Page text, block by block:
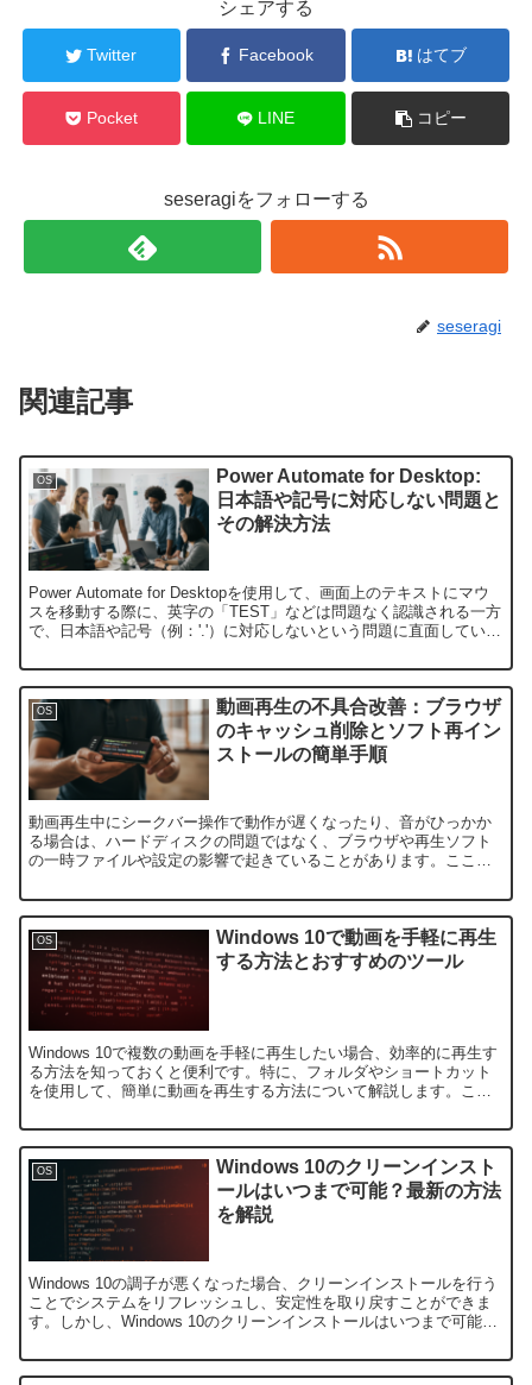
シェアする
Twitter Facebook はてブ
Pocket LINE コピー
seseragiをフォローする
seseragi
関連記事
OS
Power Automate for Desktop:
日本語や記号に対応しない問題と
その解決方法
Power Automate for Desktopを使用して、画面上のテキストにマウ
スを移動する際に、英字の「TEST」などは問題なく認識される一方
で、日本語や記号（例：'.'）に対応しないという問題に直面している
OS
動画再生の不具合改善：ブラウザ
のキャッシュ削除とソフト再イン
ストールの簡単手順
動画再生中にシークバー操作で動作が遅くなったり、音がひっかか
る場合は、ハードディスクの問題ではなく、ブラウザや再生ソフト
の一時ファイルや設定の影響で起きていることがあります。ここで
再...
OS
Windows 10で動画を手軽に再生
する方法とおすすめのツール
Windows 10で複数の動画を手軽に再生したい場合、効率的に再生す
る方法を知っておくと便利です。特に、フォルダやショートカット
を使用して、簡単に動画を再生する方法について解説します。この
OS
Windows 10のクリーンインスト
ールはいつまで可能？最新の方法
を解説
Windows 10の調子が悪くなった場合、クリーンインストールを行う
ことでシステムをリフレッシュし、安定性を取り戻すことができま
す。しかし、Windows 10のクリーンインストールはいつまで可能な